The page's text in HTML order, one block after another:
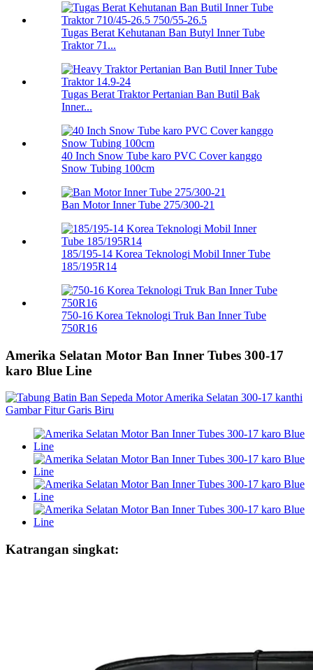
Tugas Berat Kehutanan Ban Butyl Inner Tube
Traktor 71...
Tugas Berat Traktor Pertanian Ban Butil Bak
Inner...
40 Inch Snow Tube karo PVC Cover kanggo
Snow Tubing 100cm
Ban Motor Inner Tube 275/300-21
185/195-14 Korea Teknologi Mobil Inner Tube
185/195R14
750-16 Korea Teknologi Truk Ban Inner Tube
750R16
Amerika Selatan Motor Ban Inner Tubes 300-17
karo Blue Line
Katrangan singkat: